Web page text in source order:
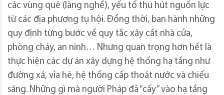
các vùng quê (làng nghề), yếu tố thu hút nguồn lực
từ các địa phương tụ hội. Đồng thời, ban hành những
quy định từng bước về quy tắc xây cất nhà cửa,
phòng cháy, an ninh… Nhưng quan trọng hơn hết là
thực hiện các dự án xây dựng hệ thống hạ tầng như
đường xá, vỉa hè, hệ thống cấp thoát nước và chiếu
sáng. Những gì mà người Pháp đã “cấy” vào hạ tầng